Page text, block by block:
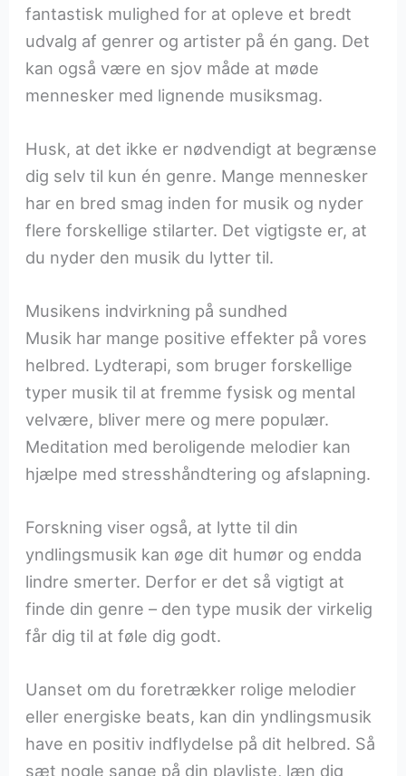
fantastisk mulighed for at opleve et bredt
udvalg af genrer og artister på én gang. Det
kan også være en sjov måde at møde
mennesker med lignende musiksmag.
Husk, at det ikke er nødvendigt at begrænse
dig selv til kun én genre. Mange mennesker
har en bred smag inden for musik og nyder
flere forskellige stilarter. Det vigtigste er, at
du nyder den musik du lytter til.
Musikens indvirkning på sundhed
Musik har mange positive effekter på vores
helbred. Lydterapi, som bruger forskellige
typer musik til at fremme fysisk og mental
velvære, bliver mere og mere populær.
Meditation med beroligende melodier kan
hjælpe med stresshåndtering og afslapning.
Forskning viser også, at lytte til din
yndlingsmusik kan øge dit humør og endda
lindre smerter. Derfor er det så vigtigt at
finde din genre – den type musik der virkelig
får dig til at føle dig godt.
Uanset om du foretrækker rolige melodier
eller energiske beats, kan din yndlingsmusik
have en positiv indflydelse på dit helbred. Så
sæt nogle sange på din playliste, læn dig